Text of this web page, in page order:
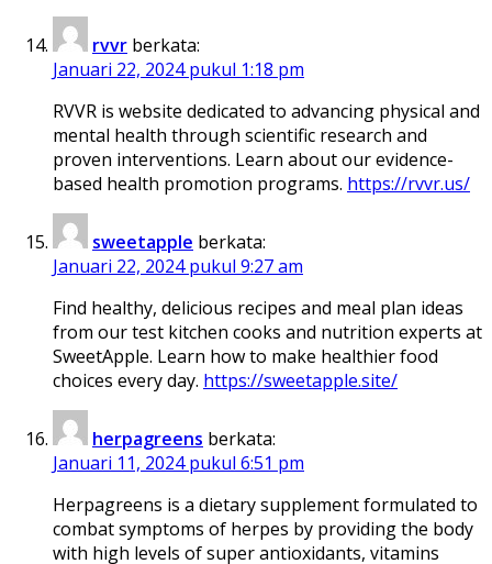
rvvr berkata:
Januari 22, 2024 pukul 1:18 pm
RVVR is website dedicated to advancing physical and
mental health through scientific research and
proven interventions. Learn about our evidence-
based health promotion programs. https://rvvr.us/
sweetapple berkata:
Januari 22, 2024 pukul 9:27 am
Find healthy, delicious recipes and meal plan ideas
from our test kitchen cooks and nutrition experts at
SweetApple. Learn how to make healthier food
choices every day. https://sweetapple.site/
herpagreens berkata:
Januari 11, 2024 pukul 6:51 pm
Herpagreens is a dietary supplement formulated to
combat symptoms of herpes by providing the body
with high levels of super antioxidants, vitamins